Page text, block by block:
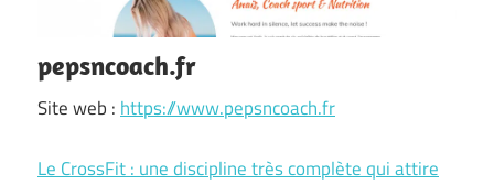
pepsncoach.fr
Site web : https://www.pepsncoach.fr
Le CrossFit : une discipline très complète qui attire